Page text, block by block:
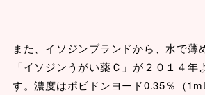
また、イソジンブランドから、水で薄
「イソジンうがい薬Ｃ」が２０１４年
す。濃度はポビドンヨード0.35％（